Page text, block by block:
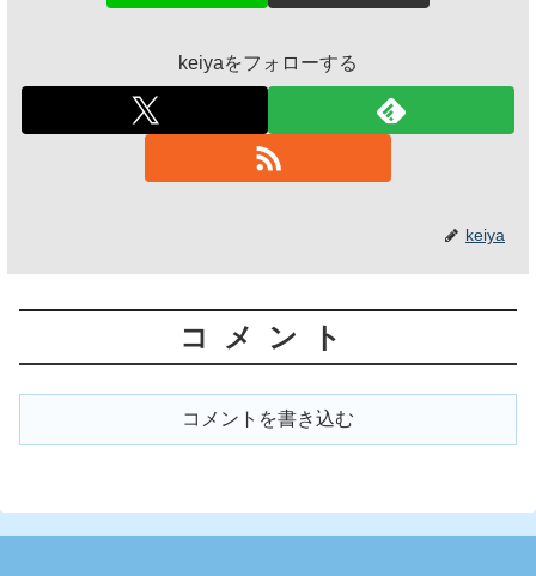
keiyaをフォローする
keiya
コメント
コメントを書き込む